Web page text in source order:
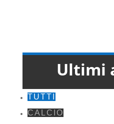
Ultimi
TUTTI
CALCIO